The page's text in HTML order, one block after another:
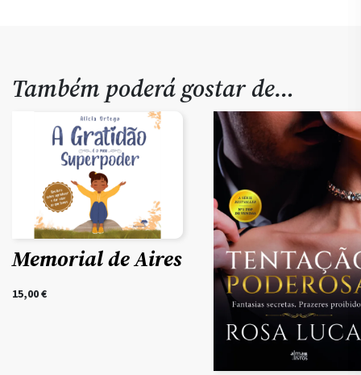
Também poderá gostar de…
Memorial de Aires
15,00€